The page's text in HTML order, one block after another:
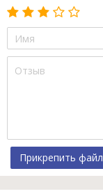
Прикрепить файл